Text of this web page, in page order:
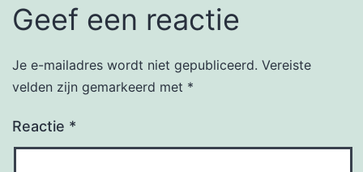
Geef een reactie
Je e-mailadres wordt niet gepubliceerd. Vereiste
velden zijn gemarkeerd met *
Reactie *